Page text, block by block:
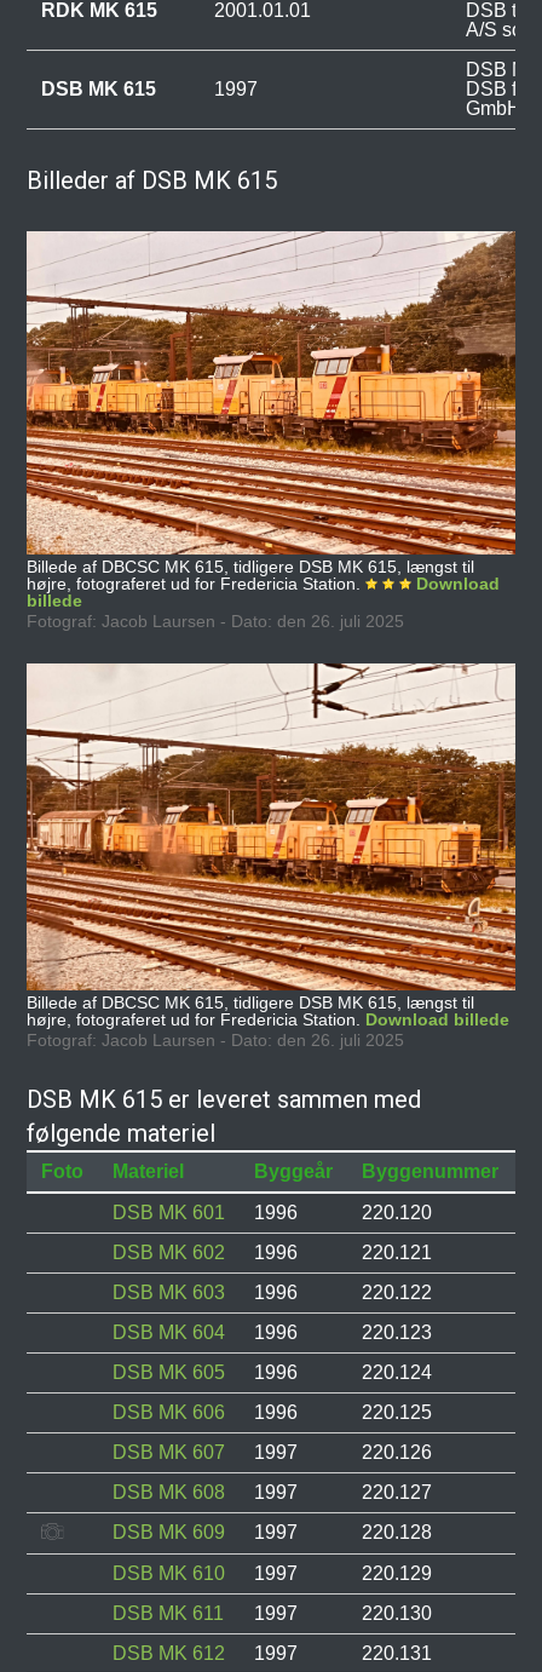
RDK MK 615 2001.01.01
DSB til
A/S
DSB MK 615 1997
DSB
DSB fra
GmbH.
Billeder af DSB MK 615
Billede af DBCSC MK 615, tidligere DSB MK 615, længst til
højre, fotograferet ud for Fredericia Station.
Download
billede
Fotograf: Jacob Laursen - Dato: den 26. juli 2025
Billede af DBCSC MK 615, tidligere DSB MK 615, længst til
højre, fotograferet ud for Fredericia Station. Download billede
Fotograf: Jacob Laursen - Dato: den 26. juli 2025
DSB MK 615 er leveret sammen med
følgende materiel
Foto Materiel Byggeår Byggenummer
DSB MK 601
1996 220.120
DSB MK 602
1996 220.121
DSB MK 603
1996 220.122
DSB MK 604
1996 220.123
DSB MK 605
1996 220.124
DSB MK 606
1996 220.125
DSB MK 607
1997 220.126
DSB MK 608
1997 220.127
DSB MK 609
1997 220.128
DSB MK 610
1997 220.129
DSB MK 611
1997 220.130
DSB MK 612
1997 220.131